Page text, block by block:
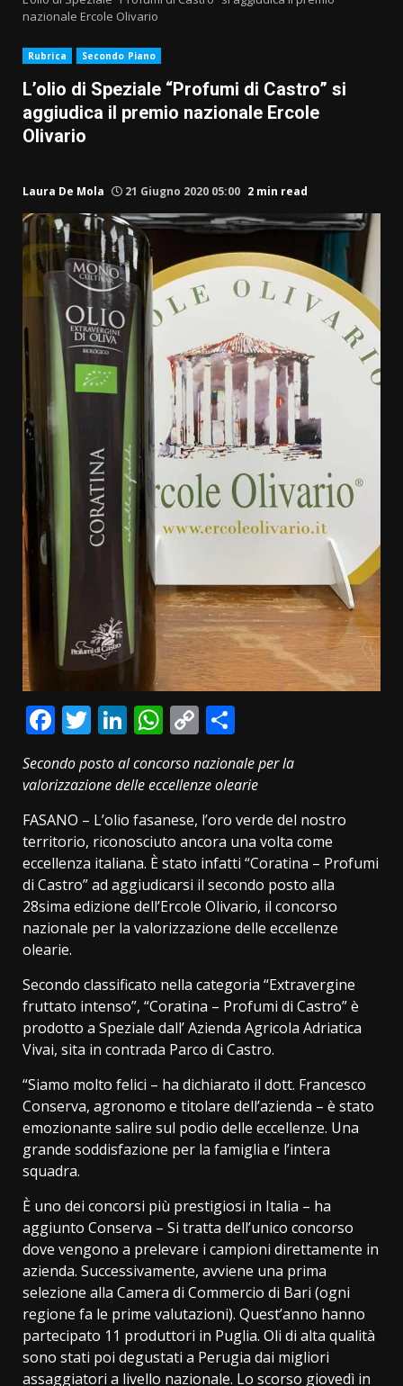
nazionale Ercole Olivario
Rubrica Secondo Piano
L’olio di Speziale “Profumi di Castro” si
aggiudica il premio nazionale Ercole
Olivario
Laura De Mola 21 Giugno 2020 05:00 2 min read
Facebook
Twitter
LinkedIn
WhatsApp
Copy
Link
Secondo posto al concorso nazionale per la
valorizzazione delle eccellenze olearie
FASANO – L’olio fasanese, l’oro verde del nostro
territorio, riconosciuto ancora una volta come
eccellenza italiana. È stato infatti “Coratina – Profumi
di Castro” ad aggiudicarsi il secondo posto alla
28sima edizione dell’Ercole Olivario, il concorso
nazionale per la valorizzazione delle eccellenze
olearie.
Secondo classificato nella categoria “Extravergine
fruttato intenso”, “Coratina – Profumi di Castro” è
prodotto a Speziale dall’ Azienda Agricola Adriatica
Vivai, sita in contrada Parco di Castro.
“Siamo molto felici – ha dichiarato il dott. Francesco
Conserva, agronomo e titolare dell’azienda – è stato
emozionante salire sul podio delle eccellenze. Una
grande soddisfazione per la famiglia e l’intera
squadra.
È uno dei concorsi più prestigiosi in Italia – ha
aggiunto Conserva – Si tratta dell’unico concorso
dove vengono a prelevare i campioni direttamente in
azienda. Successivamente, avviene una prima
selezione alla Camera di Commercio di Bari (ogni
regione fa le prime valutazioni). Quest’anno hanno
partecipato 11 produttori in Puglia. Oli di alta qualità
sono stati poi degustati a Perugia dai migliori
assaggiatori a livello nazionale. Lo scorso giovedì in